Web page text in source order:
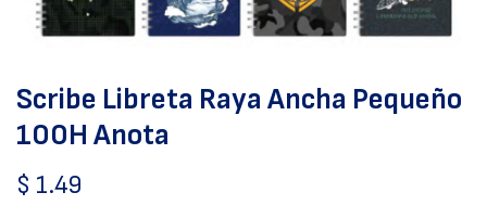
Scribe Libreta Raya Ancha Pequeño
100H Anota
$ 1.49